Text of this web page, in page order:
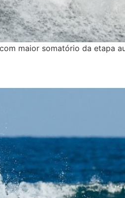
maior somatório da etapa